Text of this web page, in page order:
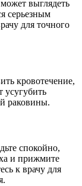
выглядеть
серьезным
для точного
кровотечение,
усугубить
раковины.
спокойно,
и прижмите
к врачу для